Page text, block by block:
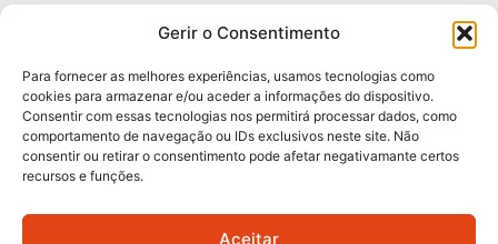
Gerir o Consentimento
Para fornecer as melhores experiências, usamos tecnologias como
cookies para armazenar e/ou aceder a informações do dispositivo.
Consentir com essas tecnologias nos permitirá processar dados, como
comportamento de navegação ou IDs exclusivos neste site. Não
consentir ou retirar o consentimento pode afetar negativamante certos
recursos e funções.
Aceitar
Subscreva Newsletter: